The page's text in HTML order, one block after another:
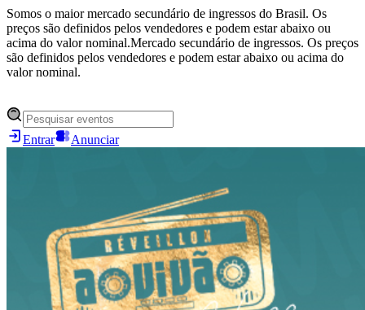
Somos o maior mercado secundário de ingressos do Brasil. Os
preços são definidos pelos vendedores e podem estar abaixo ou
acima do valor nominal.Mercado secundário de ingressos. Os preços
são definidos pelos vendedores e podem estar abaixo ou acima do
valor nominal.
Entrar Anunciar